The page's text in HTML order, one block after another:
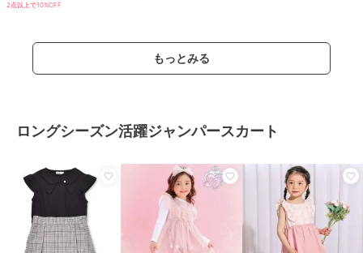
2点以上で10%OFF
もっとみる
ロングシーズン活躍ジャンパースカート